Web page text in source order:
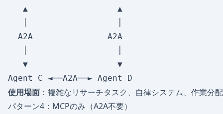
   ▲                  ▲
  A2A               A2A
   ▼                  ▼
使用場面 ：複雑なリサーチタスク、自律システム、作業分
パターン4：MCPのみ（A2A不要）